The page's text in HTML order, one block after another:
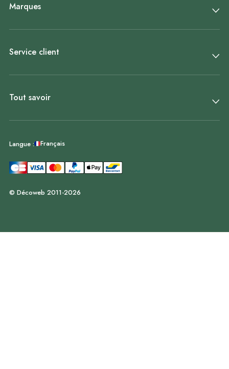
Marques
Service client
Tout savoir
Langue : Français
© Décoweb 2011-2026